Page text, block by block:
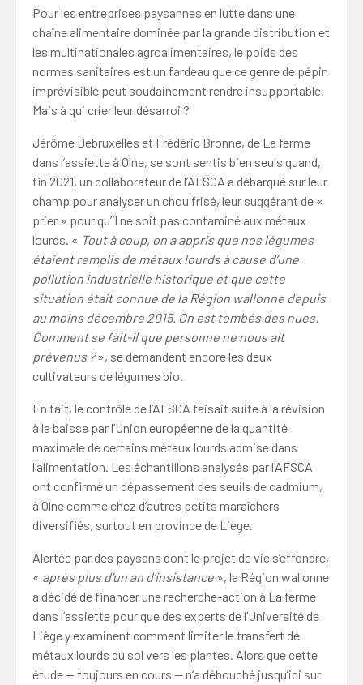
Pour les entreprises paysannes en lutte dans une
chaîne alimentaire dominée par la grande distribution et
les multinationales agroalimentaires, le poids des
normes sanitaires est un fardeau que ce genre de pépin
imprévisible peut soudainement rendre insupportable.
Mais à qui crier leur désarroi ?
Jérôme Debruxelles et Frédéric Bronne, de La ferme
dans l’assiette à Olne, se sont sentis bien seuls quand,
fin 2021, un collaborateur de l’AFSCA a débarqué sur leur
champ pour analyser un chou frisé, leur suggérant de «
prier » pour qu’il ne soit pas contaminé aux métaux
lourds. « Tout à coup, on a appris que nos légumes
étaient remplis de métaux lourds à cause d’une
pollution industrielle historique et que cette
situation était connue de la Région wallonne depuis
au moins décembre 2015. On est tombés des nues.
Comment se fait-il que personne ne nous ait
prévenus ?», se demandent encore les deux
cultivateurs de légumes bio.
En fait, le contrôle de l’AFSCA faisait suite à la révision
à la baisse par l’Union européenne de la quantité
maximale de certains métaux lourds admise dans
l’alimentation. Les échantillons analysés par l’AFSCA
ont confirmé un dépassement des seuils de cadmium,
à Olne comme chez d’autres petits maraîchers
diversifiés, surtout en province de Liège.
Alertée par des paysans dont le projet de vie s’effondre,
« après plus d’un an d’insistance », la Région wallonne
a décidé de financer une recherche-action à La ferme
dans l’assiette pour que des experts de l’Université de
Liège y examinent comment limiter le transfert de
métaux lourds du sol vers les plantes. Alors que cette
étude — toujours en cours — n’a débouché jusqu’ici sur